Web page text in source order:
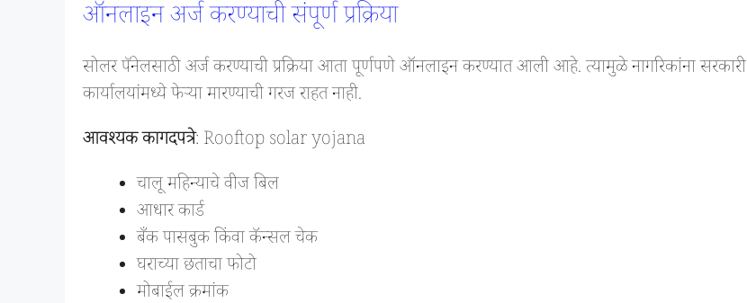
ऑनलाइन अर्ज करण्याची संपूर्ण प्रक्रिया
सोलर पॅनेलसाठी अर्ज करण्याची प्रक्रिया आता पूर्णपणे ऑनलाइन करण्यात आली आहे. त्यामुळे नागरिकांना सरकारी
कार्यालयांमध्ये फेऱ्या मारण्याची गरज राहत नाही.
आवश्यक कागदपत्रे: Rooftop solar yojana
चालू महिन्याचे वीज बिल
आधार कार्ड
बँक पासबुक किंवा कॅन्सल चेक
घराच्या छताचा फोटो
मोबाईल क्रमांक